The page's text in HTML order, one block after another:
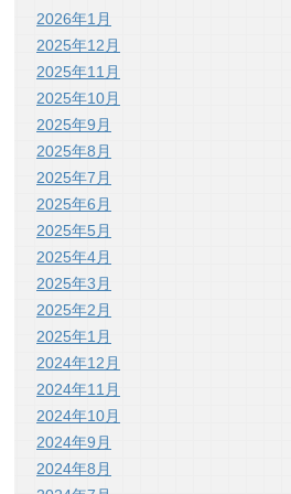
2026年1月
2025年12月
2025年11月
2025年10月
2025年9月
2025年8月
2025年7月
2025年6月
2025年5月
2025年4月
2025年3月
2025年2月
2025年1月
2024年12月
2024年11月
2024年10月
2024年9月
2024年8月